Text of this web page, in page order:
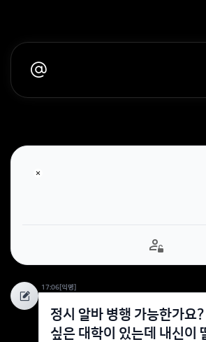
17:06[익명]
정시 알바 병행 가능한가요
싶은 대학이 있는데 내신이